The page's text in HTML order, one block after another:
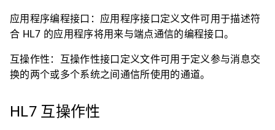
应用程序编程接口：应用程序接口定义文件可用于描述符
合 HL7 的应用程序将用来与端点通信的编程接口。
互操作性：互操作性接口定义文件可用于定义参与消息交
换的两个或多个系统之间通信所使用的通道。
HL7 互操作性